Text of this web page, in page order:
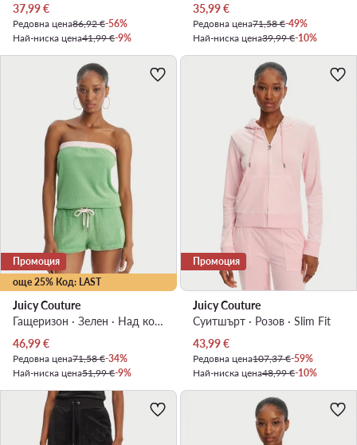
Актуална цена
37,99€
Редовна цена86,92 €-56%
Най-ниска цена41,99 €-9%
Актуална цена
35,99€
Редовна цена71,58 €-49%
Най-ниска цена39,99 €-10%
още 25% Код: LAST
Промоция
Juicy Couture
Гащеризон · Зелен · Над коляното
Актуална цена
46,99€
Редовна цена71,58 €-34%
Най-ниска цена51,99 €-9%
Промоция
Juicy Couture
Суитшърт · Розов · Slim Fit
Актуална цена
43,99€
Редовна цена107,37 €-59%
Най-ниска цена48,99 €-10%